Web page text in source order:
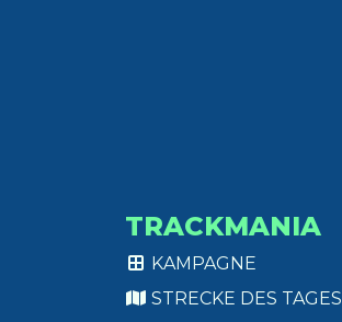
TRACKMANIA
KAMPAGNE
STRECKE DES TAGES